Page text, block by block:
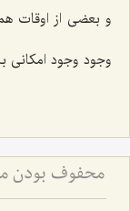
و بعضی از اوقات
وجود وجود امکانی